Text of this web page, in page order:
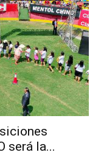
será la...